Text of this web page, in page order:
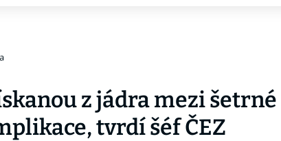
z jádra mezi šetrné
tvrdí šéf ČEZ